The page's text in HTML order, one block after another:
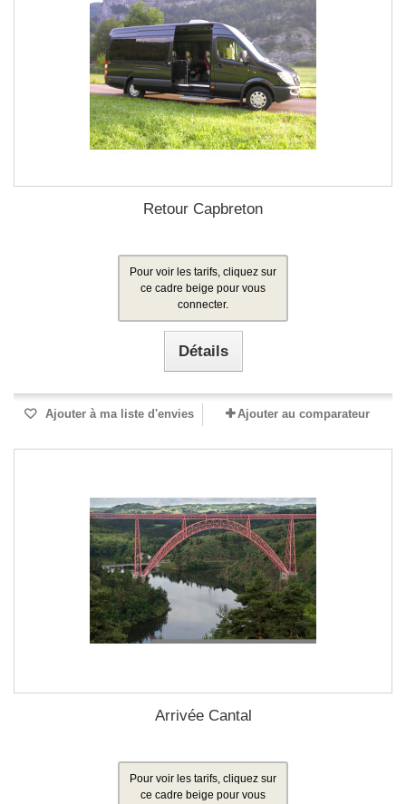
Retour Capbreton
Pour voir les tarifs, cliquez sur
ce cadre beige pour vous
connecter.
Détails
Ajouter à ma liste d'envies Ajouter au comparateur
Arrivée Cantal
Pour voir les tarifs, cliquez sur
ce cadre beige pour vous